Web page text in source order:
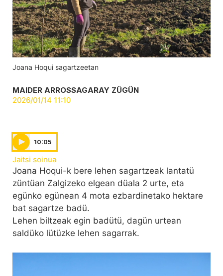
Joana Hoqui sagartzeetan
MAIDER ARROSSAGARAY ZÜGÜN
2026/01/14 11:10
10:05
Jaitsi soinua
Joana Hoqui-k bere lehen sagartzeak lantatü
züntüan Zalgizeko elgean düala 2 urte, eta
egünko egünean 4 mota ezbardinetako hektare
bat sagartze badü.
Lehen biltzeak egin badütü, dagün urtean
saldüko lütüzke lehen sagarrak.